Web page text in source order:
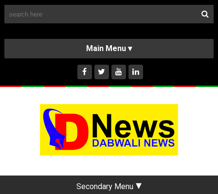
HOME
ABOUT US
INSTAGRAM
Secondary Menu